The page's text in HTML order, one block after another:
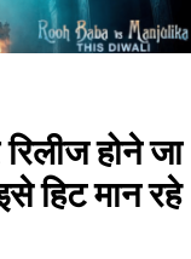
होने जा
हिट मान रहे